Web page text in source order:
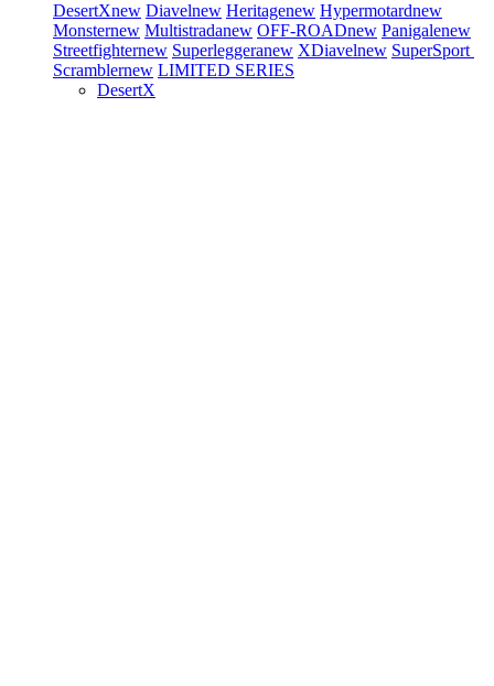
DesertXnew Diavelnew Heritagenew Hypermotardnew
Monsternew Multistradanew OFF-ROADnew Panigalenew
Streetfighternew Superleggeranew XDiavelnew SuperSport
Scramblernew LIMITED SERIES
DesertX